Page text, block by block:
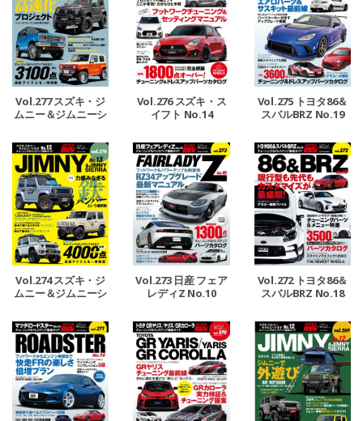
Vol.277 スズキ・ジ
ムニー＆ジムニーシ
Vol.276 スズキ・ス
イフト No.14
Vol.275 トヨタ86＆
スバルBRZ No.19
Vol.274 スズキ・ジ
ムニー＆ジムニーシ
Vol.273 日産 フェア
レディZ No.10
Vol.272 トヨタ86＆
スバルBRZ No.18